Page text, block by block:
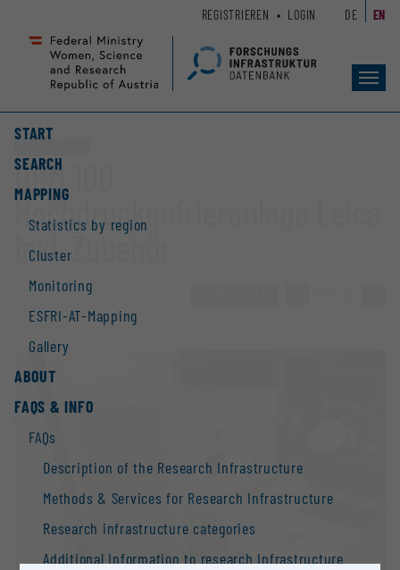
Seiteninhalt
Accesskey
Hauptnavigation
Accesskey
START
SEARCH
MAPPING
Statistics by region
Cluster
Monitoring
ESFRI-AT-Mapping
Gallery
ABOUT
FAQS & INFO
FAQs
Description of the Research Infrastructure
Methods & Services for Research Infrastructure
Research infrastructure categories
Additional Information to research Infrastructure
REGISTRIEREN LOGIN DE EN
HPM 100
Hochdruckgefrieranlage Leica
inkl. Zubehör